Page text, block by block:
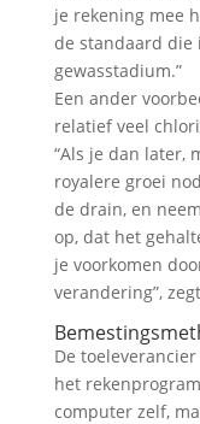
je rekening mee
de standaard die
gewasstadium.”
Een ander
relatief veel
“Als je dan later,
royalere groei
de drain, en
op, dat het
je voorkomen
verandering”,
De
het
computer zelf,